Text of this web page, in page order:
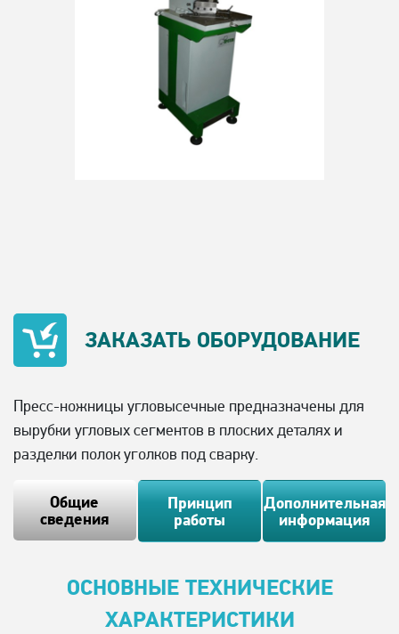
ЗАКАЗАТЬ ОБОРУДОВАНИЕ
Пресс-ножницы угловысечные предназначены для
вырубки угловых сегментов в плоских деталях и
разделки полок уголков под сварку.
Общие
сведения
Принцип
работы
Дополнительная
информация
ОСНОВНЫЕ ТЕХНИЧЕСКИЕ
ХАРАКТЕРИСТИКИ